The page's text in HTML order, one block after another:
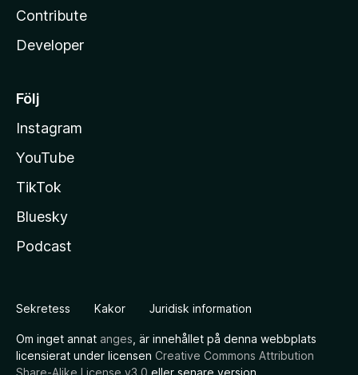
Contribute
Developer
Följ
Instagram
YouTube
TikTok
Bluesky
Podcast
Sekretess Kakor Juridisk information
Om inget annat anges , är innehållet på denna webbplats
licensierat under licensen Creative Commons Attribution
Share-Alike License v3.0 eller senare version.